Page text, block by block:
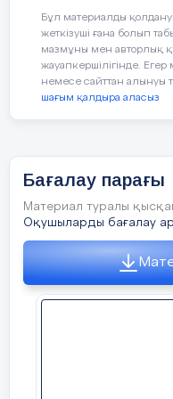
9 ұпай
7-8 ұпай
№ Оқушының аты
Бұл материалды
жеткізуші ғана болып
мазмұны мен авторлық
жауапкершілігінде.
немесе сайттан алынуы
шағым қалдыра аласыз
Бағалау парағы
Материал туралы
Оқушыларды бағалау